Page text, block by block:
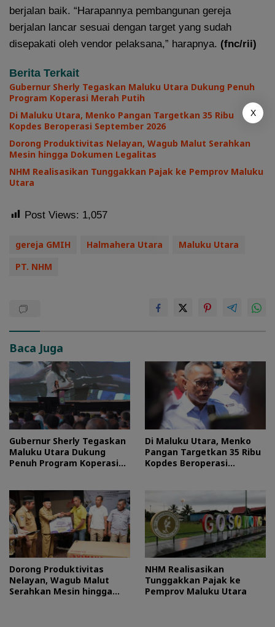
berjalan baik. “Harapannya pembangunan gereja
berjalan lancar sesuai dengan target yang sudah
disepakati oleh vendor pelaksana,” harapnya. (fnc/rii)
Berita Terkait
Gubernur Sherly Tegaskan Maluku Utara Dukung Penuh
Program Koperasi Merah Putih
Di Maluku Utara, Menko Pangan Targetkan 35 Ribu
Kopdes Beroperasi September 2026
Dorong Produktivitas Nelayan, Wagub Malut Serahkan
Mesin hingga Dokumen Legalitas
NHM Realisasikan Tunggakkan Pajak ke Pemprov Maluku
Utara
Post Views: 1,057
gereja GMIH Halmahera Utara
Maluku Utara
PT. NHM
Baca Juga
Gubernur Sherly Tegaskan
Maluku Utara Dukung
Penuh Program Koperasi
Di Maluku Utara, Menko
Pangan Targetkan 35 Ribu
Kopdes Beroperasi
Dorong Produktivitas
Nelayan, Wagub Malut
Serahkan Mesin hingga
NHM Realisasikan
Tunggakkan Pajak ke
Pemprov Maluku Utara
X